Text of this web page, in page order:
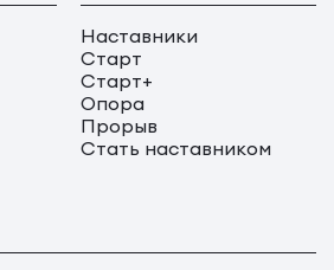
Наставники
Старт
Старт+
Опора
Прорыв
Стать наставником